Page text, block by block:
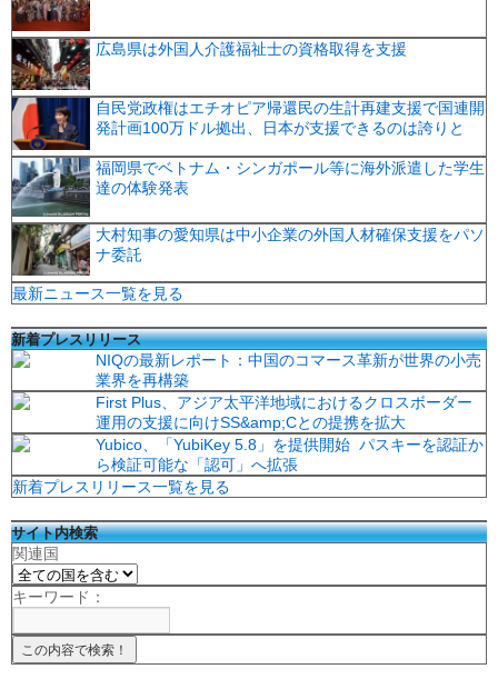
広島県は外国人介護福祉士の資格取得を支援
自民党政権はエチオピア帰還民の生計再建支援で国連開
発計画100万ドル拠出、日本が支援できるのは誇りと
福岡県でベトナム・シンガポール等に海外派遣した学生
達の体験発表
大村知事の愛知県は中小企業の外国人材確保支援をパソ
ナ委託
最新ニュース一覧を見る
新着プレスリリース
NIQの最新レポート：中国のコマース革新が世界の小売
業界を再構築
First Plus、アジア太平洋地域におけるクロスボーダー
運用の支援に向けSS&amp;Cとの提携を拡大
Yubico、「YubiKey 5.8」を提供開始 パスキーを認証か
ら検証可能な「認可」へ拡張
新着プレスリリース一覧を見る
サイト内検索
関連国
キーワード：